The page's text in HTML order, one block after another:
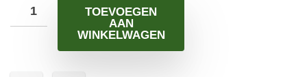
TOEVOEGEN
AAN
WINKELWAGEN